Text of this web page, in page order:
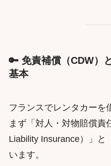
🔑 免責補償（CDW）
基本
フランスでレンタカーを
まず「対人・対物賠償責
Liability Insurance）」と
います。